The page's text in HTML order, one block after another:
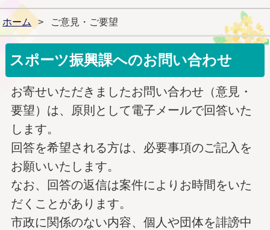
ホーム > ご意見・ご要望
スポーツ振興課へのお問い合わせ
お寄せいただきましたお問い合わせ（意見・
要望）は、原則として電子メールで回答いた
します。
回答を希望される方は、必要事項のご記入を
お願いいたします。
なお、回答の返信は案件によりお時間をいた
だくことがあります。
市政に関係のない内容、個人や団体を誹謗中